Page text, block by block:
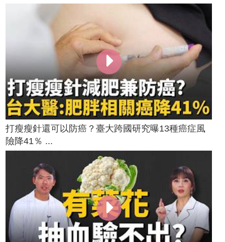
打瘦瘦針還可以防癌？臺大跨國研究曝13種癌症風
險降41％ ...